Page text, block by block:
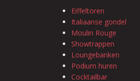
Eiffeltoren
Italiaanse gondel
Moulin Rouge
Showtrappen
Loungebanken
Podium huren
Cocktailbar